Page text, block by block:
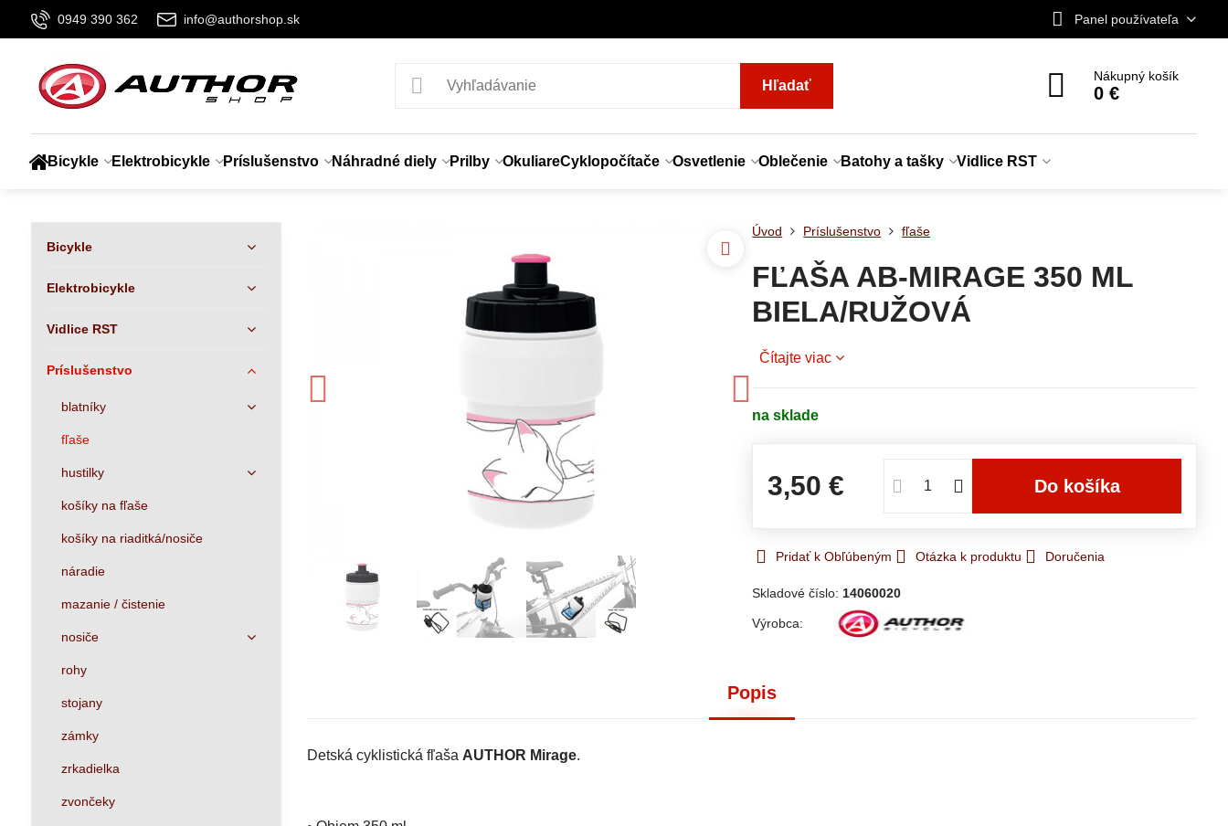
0949 390 362 info@authorshop.sk Panel používateľa
Hľadať
Nákupný košík
0 €
Bicykle Elektrobicykle Príslušenstvo Náhradné diely Prilby OkuliareCyklopočítače Osvetlenie Oblečenie Batohy a tašky Vidlice RST
Úvod Príslušenstvo fľaše
FĽAŠA AB-MIRAGE 350 ML
BIELA/RUŽOVÁ
Čítajte viac
na sklade
3,50 € Do košíka
Pridať k Obľúbeným Otázka k produktu Doručenia
Skladové číslo: 14060020
Výrobca:
Popis
Detská cyklistická fľaša AUTHOR Mirage.
Bicykle
Elektrobicykle
Vidlice RST
Príslušenstvo
blatníky
fľaše
hustilky
košíky na fľaše
košíky na riaditká/nosiče
náradie
mazanie / čistenie
nosiče
rohy
stojany
zámky
zrkadielka
zvončeky